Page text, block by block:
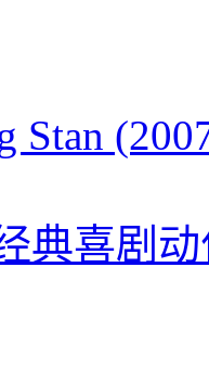
Stan
典喜剧